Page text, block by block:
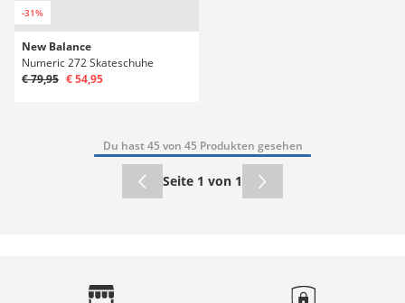
-31%
New Balance
Numeric 272 Skateschuhe
€ 79,95 € 54,95
Du hast 45 von 45 Produkten gesehen
Seite 1 von 1